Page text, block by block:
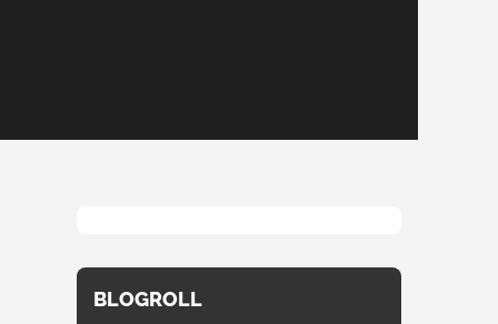
BLOGROLL